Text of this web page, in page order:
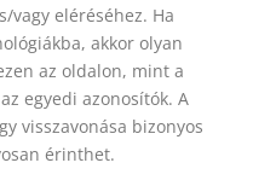
NYILATKOZAT
ÁSZF
FELTÉTELEK
9000 Kft.
vagy eléréséhez. Ha
akkor olyan
az oldalon, mint a
egyedi azonosítók. A
visszavonása bizonyos
érinthet.